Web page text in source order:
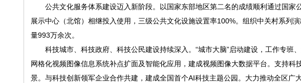
公共文化服务体系建设迈入新阶段。以国家东部地区第二名的成绩顺利通过国家
展示中心（北馆）相继投入使用，三级公共文化设施设置率100%。组织中关村系列
量993万余次。
科技城市、科技政府、科技公民建设持续深入。“城市大脑”启动建设，工作专班
网格化视频图像信息系统补点扩面及智能化应用，建成视频图像大数据平台。支持
景。与科技创新领军企业合作共建，建成全国首个AI科技主题公园。大力推动全区广